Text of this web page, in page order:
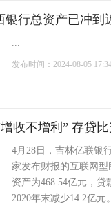
银行总资产已冲到
...
发布时间：2024-08-05
收不增利” 存贷比
4月28日，吉林亿联银
家发布财报的互联网
资产为468.54亿元，贷
2020年末减少14.2亿